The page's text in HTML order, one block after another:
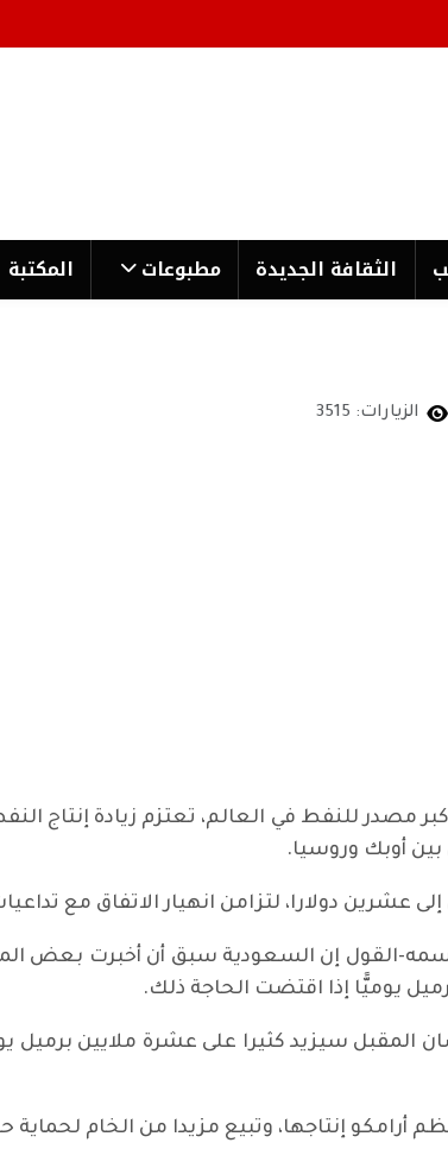
الثقافة الجدیدة مطبوعات المكتبة
الزيارات: 3515
مصدر للنفط في العالم، تعتزم زيادة إنتاج
أوبك وروسيا.
دولارا، لتزامن انهيار الاتفاق مع
القول إن السعودية سبق أن أخبرت بعض
أرامكو إنتاجها، وتبيع مزيدا من الخام